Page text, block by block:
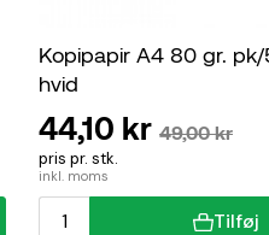
Kopipapir A4 80 gr.
hvid
pris pr. stk.
inkl. moms
44,10 kr 49,00 kr
Tilføj